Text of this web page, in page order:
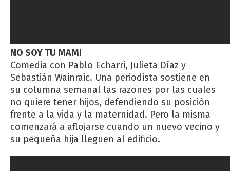
NO SOY TU MAMI
Comedia con Pablo Echarri, Julieta Díaz y
Sebastián Wainraic. Una periodista sostiene en
su columna semanal las razones por las cuales
no quiere tener hijos, defendiendo su posición
frente a la vida y la maternidad. Pero la misma
comenzará a aflojarse cuando un nuevo vecino y
su pequeña hija lleguen al edificio.